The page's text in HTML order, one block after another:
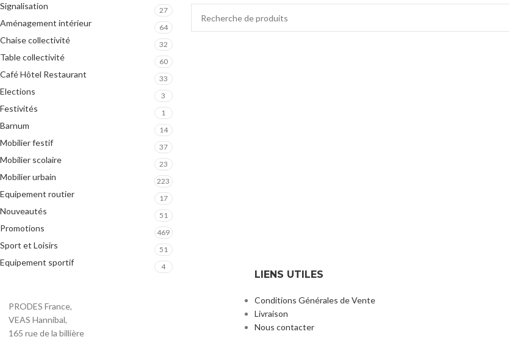
Signalisation 27
Aménagement intérieur 64
Chaise collectivité 32
Table collectivité 60
Café Hôtel Restaurant 33
Elections 3
Festivités 1
Barnum 14
Mobilier festif 37
Mobilier scolaire 23
Mobilier urbain 223
Equipement routier 17
Nouveautés 51
Promotions 469
Sport et Loisirs 51
Equipement sportif 4
PRODES France,
VEAS Hannibal,
165 rue de la billière
LIENS UTILES
Conditions Générales de Vente
Livraison
Nous contacter